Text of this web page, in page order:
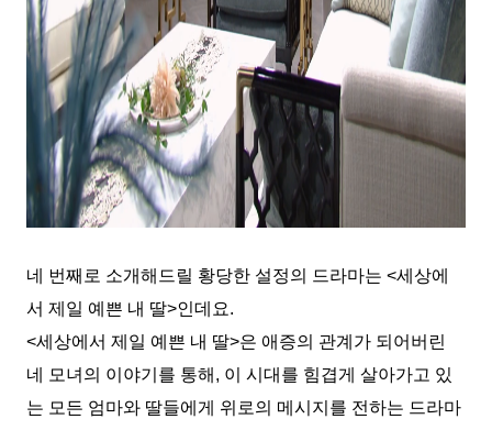
네 번째로 소개해드릴 황당한 설정의 드라마는 <세상에
서 제일 예쁜 내 딸>인데요.
<세상에서 제일 예쁜 내 딸>은 애증의 관계가 되어버린
네 모녀의 이야기를 통해, 이 시대를 힘겹게 살아가고 있
는 모든 엄마와 딸들에게 위로의 메시지를 전하는 드라마